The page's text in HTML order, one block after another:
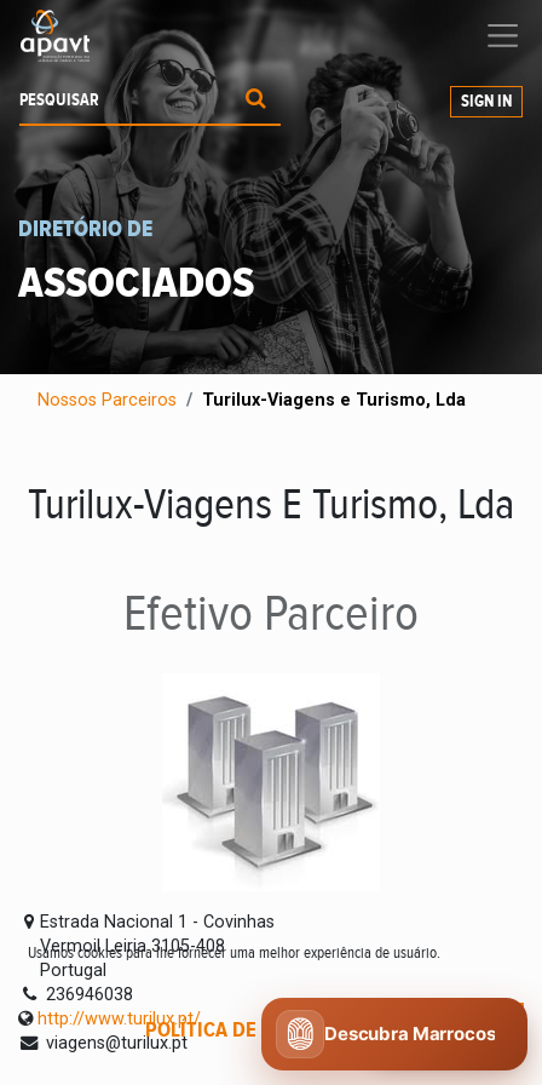
a expandir os seus negócios
SIGN IN
DIRETÓRIO DE
ASSOCIADOS
Nossos Parceiros Turilux-Viagens e Turismo, Lda
Turilux-Viagens E Turismo, Lda
Efetivo Parceiro
Estrada Nacional 1 - Covinhas
Vermoil Leiria 3105-408
Portugal
236946038
http://www.turilux.pt/
viagens@turilux.pt
Usamos cookies para lhe fornecer uma melhor experiência de usuário.
POLÍTICA DE COOKIES CONCORDO
Descubra Marrocos